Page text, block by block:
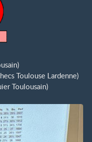
Toulouse Lardenne)
Toulousain)